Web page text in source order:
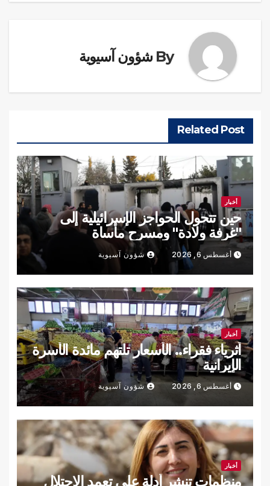
By شؤون آسيوية
Related Post
أخبار
حين تتحول الحواجز الإسرائيلية إلى
"غرفة ولادة" ومسرح مأساة
أغسطس 6, 2026 شؤون آسيوية
أخبار
أثرياء فقراء.. الأسعار تلتهم مائدة الأسرة
الإيرانية
أغسطس 6, 2026 شؤون آسيوية
أخبار
منظمات تنشر أدلة على تعمد الاحتلال